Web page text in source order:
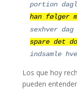
portion
han følger
sexhver dag
spare det
indsamle
Los que hoy
pueden